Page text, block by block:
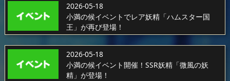
2026-05-18
小満の候イベントでレア妖精「ハムスター国
王」が再び登場！
2026-05-18
小満の候イベント開催！SSR妖精「微風の妖
精」が登場！